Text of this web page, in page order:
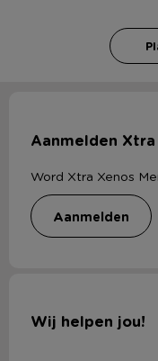
Aanmelden
Word Xtra Xenos
aanmelden
Wij helpen jou!